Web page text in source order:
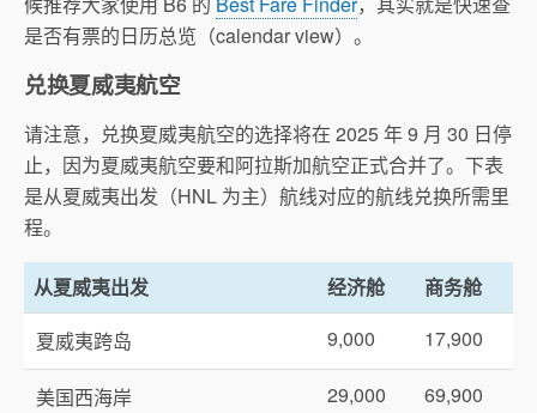
是否有票的日历总览（calendar view）。
兑换夏威夷航空
请注意，兑换夏威夷航空的选择将在 2025 年 9 月 30 日停
止，因为夏威夷航空要和阿拉斯加航空正式合并了。下表
是从夏威夷出发（HNL 为主）航线对应的航线兑换所需里
程。
从夏威夷出发 经济舱
商务舱
夏威夷跨岛
9,000 17,900
美国西海岸 29,000 69,900